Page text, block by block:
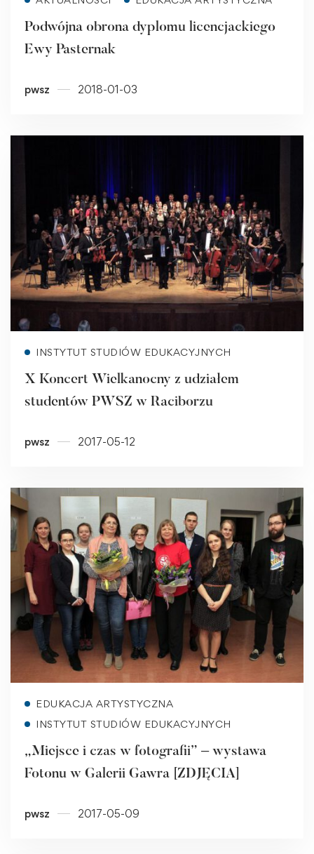
Podwójna obrona dyplomu licencjackiego
Ewy Pasternak
pwsz 2018-01-03
Read more
INSTYTUT STUDIÓW EDUKACYJNYCH
X Koncert Wielkanocny z udziałem
studentów PWSZ w Raciborzu
pwsz 2017-05-12
EDUKACJA ARTYSTYCZNA
INSTYTUT STUDIÓW EDUKACYJNYCH
„Miejsce i czas w fotografii” – wystawa
Fotonu w Galerii Gawra [ZDJĘCIA]
pwsz 2017-05-09